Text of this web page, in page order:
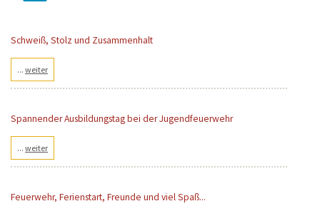
Schweiß, Stolz und Zusammenhalt
... weiter
Spannender Ausbildungstag bei der Jugendfeuerwehr
... weiter
Feuerwehr, Ferienstart, Freunde und viel Spaß...